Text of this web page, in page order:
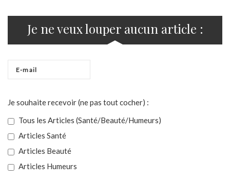
Je ne veux louper aucun article :
Je souhaite recevoir (ne pas tout cocher) :
Tous les Articles (Santé/Beauté/Humeurs)
Articles Santé
Articles Beauté
Articles Humeurs